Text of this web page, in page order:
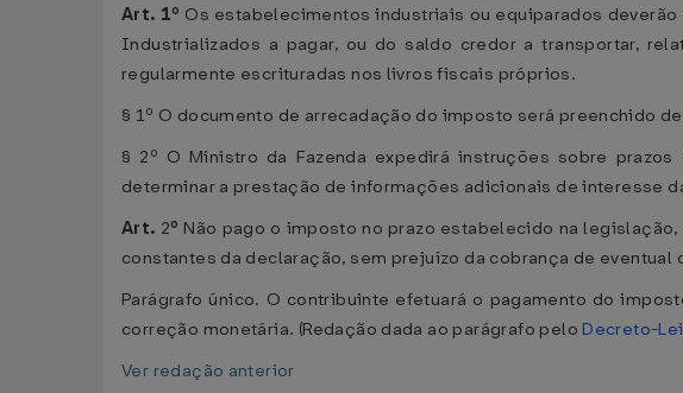
Art. 1º Os estabelecimentos industriais ou equiparados
Industrializados a pagar, ou do saldo credor a transportar,
regularmente escrituradas nos livros fiscais próprios.
§ 1º O documento de arrecadação do imposto será preenchido
§ 2º O Ministro da Fazenda expedirá instruções sobre
determinar a prestação de informações adicionais de interesse
Art. 2º Não pago o imposto no prazo estabelecido na
constantes da declaração, sem prejuízo da cobrança de
Parágrafo único. O contribuinte efetuará o pagamento do
correção monetária. (Redação dada ao parágrafo pelo Decreto-
Ver redação anterior